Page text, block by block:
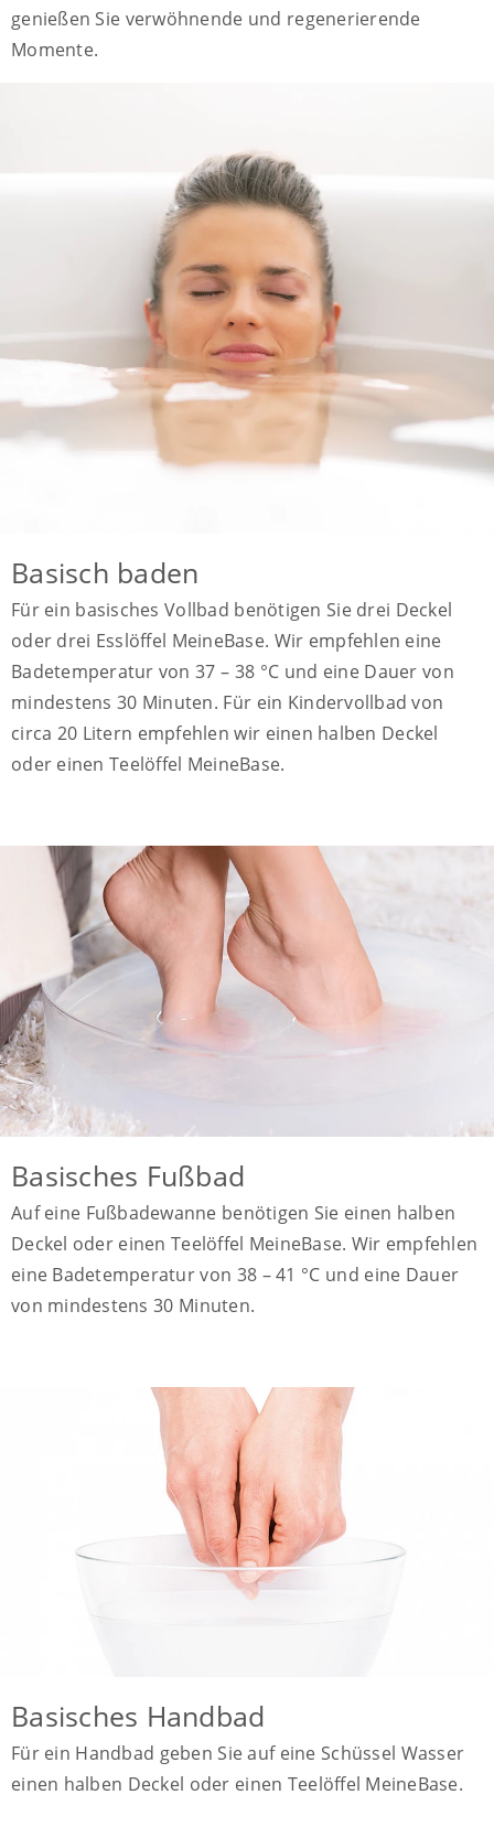
genießen Sie verwöhnende und regenerierende
Momente.
Basisch baden
Für ein basisches Vollbad benötigen Sie drei Deckel
oder drei Esslöffel MeineBase. Wir empfehlen eine
Badetemperatur von 37 – 38 °C und eine Dauer von
mindestens 30 Minuten. Für ein Kindervollbad von
circa 20 Litern empfehlen wir einen halben Deckel
oder einen Teelöffel MeineBase.
Basisches Fußbad
Auf eine Fußbadewanne benötigen Sie einen halben
Deckel oder einen Teelöffel MeineBase. Wir empfehlen
eine Badetemperatur von 38 – 41 °C und eine Dauer
von mindestens 30 Minuten.
Basisches Handbad
Für ein Handbad geben Sie auf eine Schüssel Wasser
einen halben Deckel oder einen Teelöffel MeineBase.